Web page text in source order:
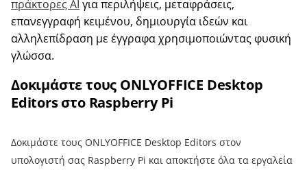
πράκτορες AI για περιλήψεις, μεταφράσεις,
επανεγγραφή κειμένου, δημιουργία ιδεών και
αλληλεπίδραση με έγγραφα χρησιμοποιώντας φυσική
γλώσσα.
Δοκιμάστε τους ONLYOFFICE Desktop
Editors στο Raspberry Pi
Δοκιμάστε τους ONLYOFFICE Desktop Editors στον
υπολογιστή σας Raspberry Pi και αποκτήστε όλα τα εργαλεία